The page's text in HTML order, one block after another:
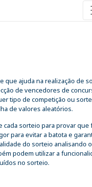
que ajuda na realização de
de vencedores de
tipo de competição ou
de valores aleatórios.
cada sorteio para provar que
para evitar a batota e
do sorteio analisando
podem utilizar a
no sorteio.